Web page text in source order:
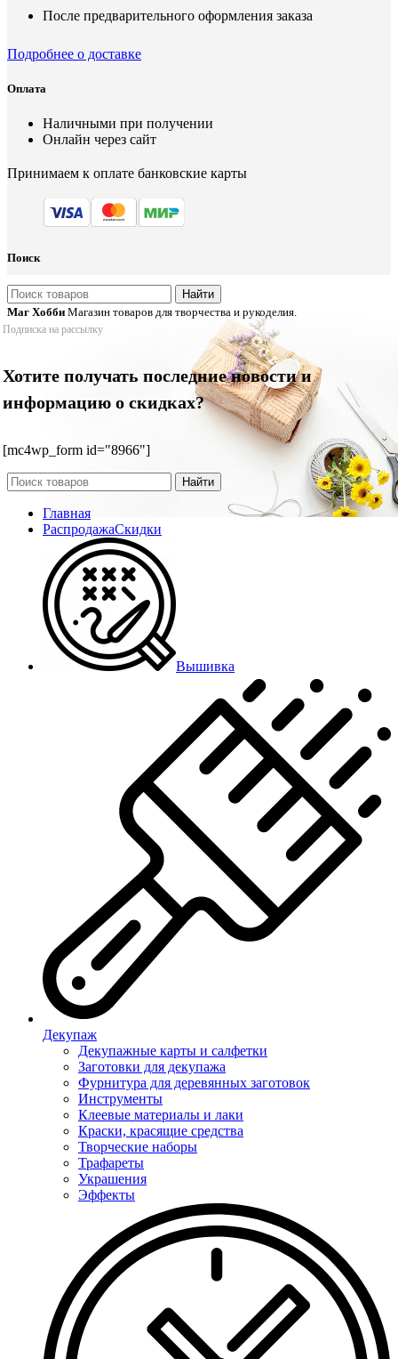
После предварительного оформления заказа
Подробнее о доставке
Оплата
Наличными при получении
Онлайн через сайт
Принимаем к оплате банковские карты
Поиск
Найти
Маг Хобби Магазин товаров для творчества и рукоделия.
Подписка на рассылку
Хотите получать последние новости и
информацию о скидках?
[mc4wp_form id="8966"]
Найти
Главная
РаспродажаСкидки
Вышивка
Декупаж
Декупажные карты и салфетки
Заготовки для декупажа
Фурнитура для деревянных заготовок
Инструменты
Клеевые материалы и лаки
Краски, красящие средства
Творческие наборы
Трафареты
Украшения
Эффекты